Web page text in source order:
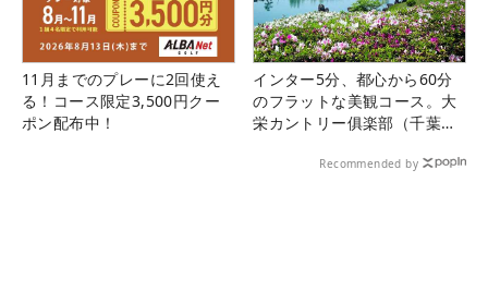
11月までのプレーに2回使え
る！コース限定3,500円クー
ポン配布中！
インター5分、都心から60分
のフラットな美観コース。大
栄カントリー俱楽部（千葉
Recommended by